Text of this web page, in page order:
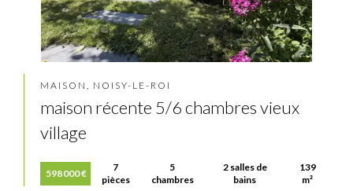
MAISON, NOISY-LE-ROI
maison récente 5/6 chambres vieux
village
598 000 €
7
pièces
5
chambres
2 salles de
bains
139
m²